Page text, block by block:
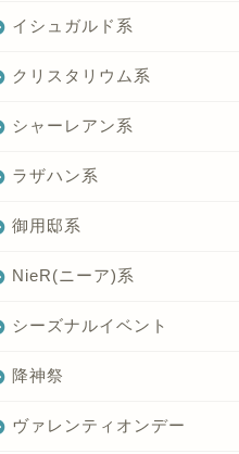
イシュガルド系
クリスタリウム系
シャーレアン系
ラザハン系
御用邸系
NieR(ニーア)系
シーズナルイベント
降神祭
ヴァレンティオンデー